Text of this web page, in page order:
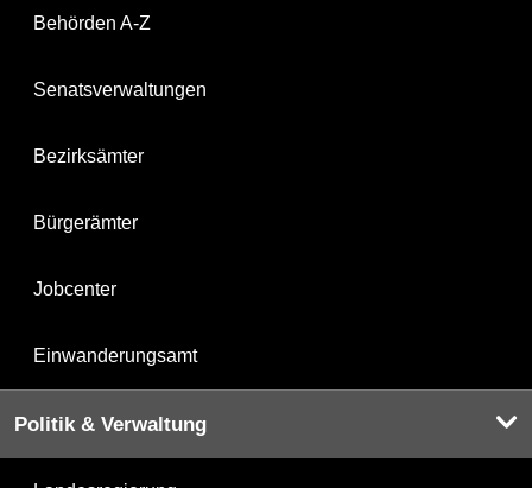
Behörden A-Z
Senatsverwaltungen
Bezirksämter
Bürgerämter
Jobcenter
Einwanderungsamt
Politik & Verwaltung